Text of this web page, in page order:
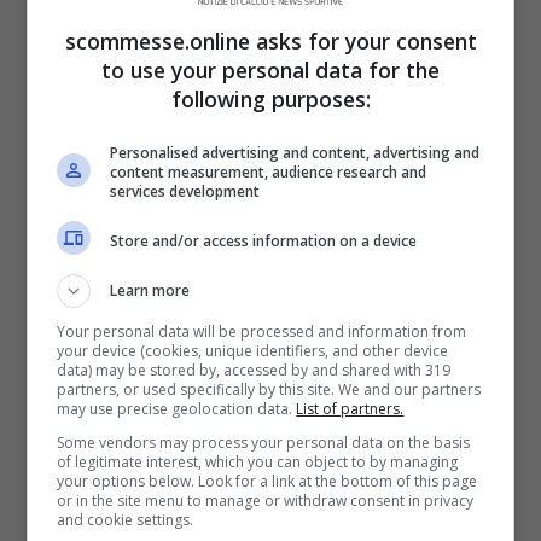
sport. Entrambi gli avvenimenti citati, per
quanto diametralmente opposti, riguardano
la stessa squadra: il Boca Juniors.
Recentemente si è tenuta lafinale di Copa
Libertadores, che ha visto gli Xeneizes
impegnati contro i rivali brasiliani del
Fluminense.
scommesse.online asks for your consent
to use your personal data for the
following purposes:
Personalised advertising and content, advertising and
content measurement, audience research and
services development
Store and/or access information on a device
Learn more
Your personal data will be processed and information from
your device (cookies, unique identifiers, and other device
data) may be stored by, accessed by and shared with 319
partners, or used specifically by this site. We and our partners
may use precise geolocation data. List of partners.
Some vendors may process your personal data on the basis
of legitimate interest, which you can object to by managing
your options below. Look for a link at the bottom of this page
or in the site menu to manage or withdraw consent in privacy
and cookie settings.